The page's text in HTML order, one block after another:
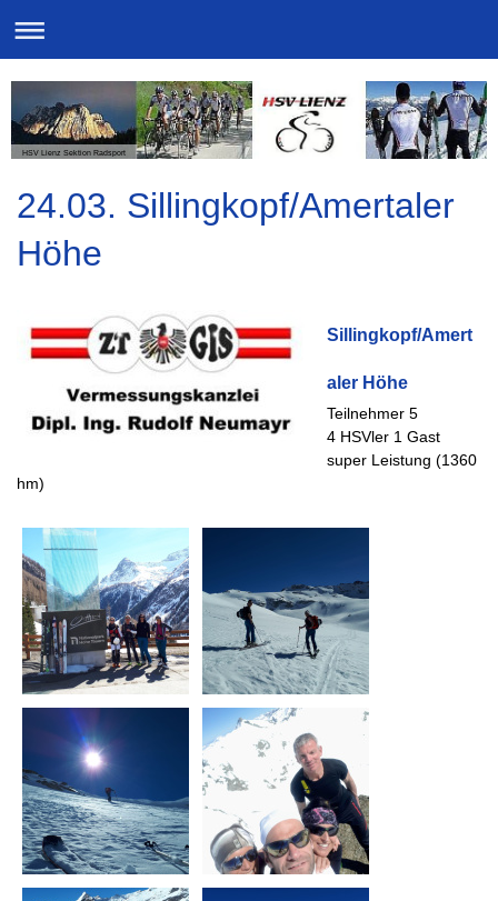
HSV Lienz Sektion Radsport
24.03. Sillingkopf/Amertaler
Höhe
Sillingkopf/Amert
aler Höhe
Teilnehmer 5
4 HSVler 1 Gast
super Leistung (1360
hm)